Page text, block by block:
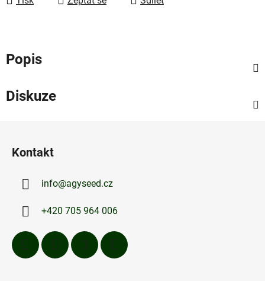
Popis
Diskuze
Kontakt
info@agyseed.cz
+420 705 964 006